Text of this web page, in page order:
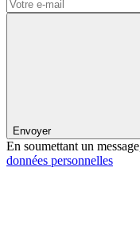
Envoyer
En soumettant un
données personnelles